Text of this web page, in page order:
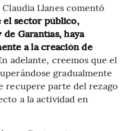
Llanes comentó
el sector público,
Garantías, haya
a la creación de
adelante, creemos que el
gradualmente
recupere parte del rezago
a la actividad en